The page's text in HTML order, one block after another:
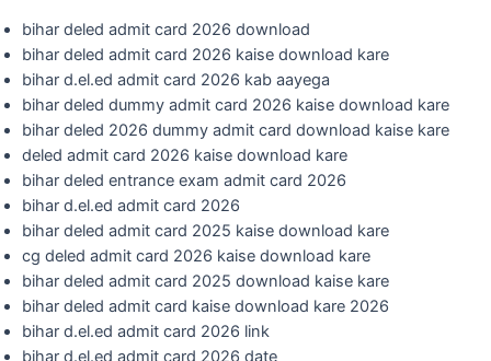
bihar deled admit card 2026 download
bihar deled admit card 2026 kaise download kare
bihar d.el.ed admit card 2026 kab aayega
bihar deled dummy admit card 2026 kaise download kare
bihar deled 2026 dummy admit card download kaise kare
deled admit card 2026 kaise download kare
bihar deled entrance exam admit card 2026
bihar d.el.ed admit card 2026
bihar deled admit card 2025 kaise download kare
cg deled admit card 2026 kaise download kare
bihar deled admit card 2025 download kaise kare
bihar deled admit card kaise download kare 2026
bihar d.el.ed admit card 2026 link
bihar d.el.ed admit card 2026 date